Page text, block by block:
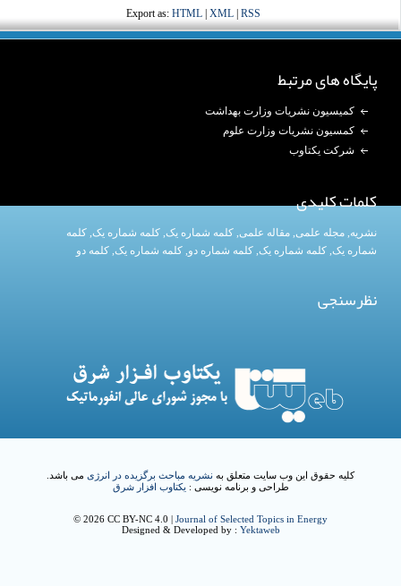
Export as:HTML|XML|RSS
پایگاه های مرتبط
کمیسیون نشریات وزارت بهداشت
کمسیون نشریات وزارت علوم
شرکت یکتاوب
کلمات کلیدی
نشریه,مجله علمی,مقاله علمی,کلمه شماره یک, کلمه شماره یک,کلمه
شماره یک,کلمه شماره یک, کلمه شماره دو,کلمه شماره یک,کلمه دو
نظرسنجی
کلیه حقوق این وب سایت متعلق به نشریه مباحث برگزیده در انرژیمی باشد.
طراحی و برنامه نویسی : یکتاوب افزار شرق
© 2026 CC BY-NC 4.0 |Journal of Selected Topics in Energy
Designed & Developed by :Yektaweb